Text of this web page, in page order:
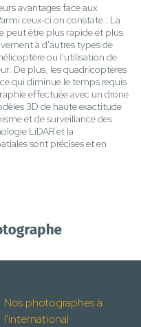
avantages face aux
ceux-ci on constate : La
peut être plus rapide et plus
à d'autres types de
ou l'utilisation de
De plus, les quadricoptères
qui diminue le temps requis
effectuée avec un drone
3D de haute exactitude
et de surveillance des
LiDAR et la
sont précises et en
Nos photographes à
l'international